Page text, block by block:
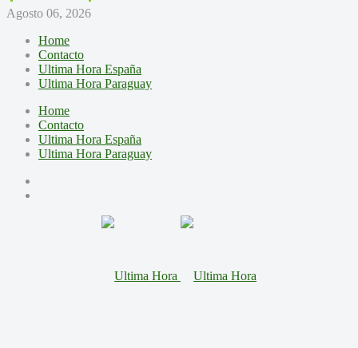
Agosto 06, 2026
Home
Contacto
Ultima Hora España
Ultima Hora Paraguay
Home
Contacto
Ultima Hora España
Ultima Hora Paraguay